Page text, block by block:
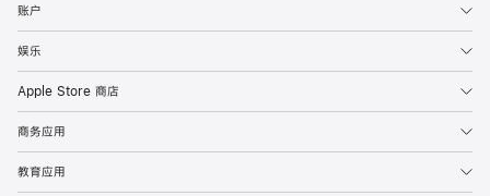
账户
娱乐
Apple Store 商店
商务应用
教育应用